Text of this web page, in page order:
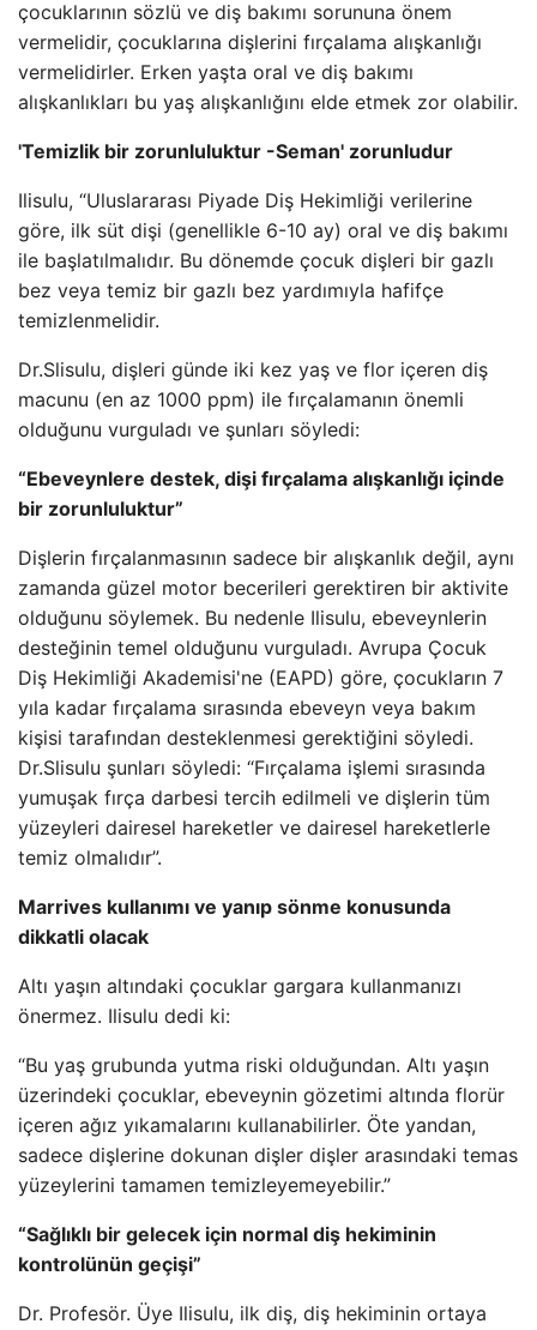
çocuklarının sözlü ve diş bakımı sorununa önem
vermelidir, çocuklarına dişlerini fırçalama alışkanlığı
vermelidirler. Erken yaşta oral ve diş bakımı
alışkanlıkları bu yaş alışkanlığını elde etmek zor olabilir.
'Temizlik bir zorunluluktur -Seman' zorunludur
Ilisulu, “Uluslararası Piyade Diş Hekimliği verilerine
göre, ilk süt dişi (genellikle 6-10 ay) oral ve diş bakımı
ile başlatılmalıdır. Bu dönemde çocuk dişleri bir gazlı
bez veya temiz bir gazlı bez yardımıyla hafifçe
temizlenmelidir.
Dr.Slisulu, dişleri günde iki kez yaş ve flor içeren diş
macunu (en az 1000 ppm) ile fırçalamanın önemli
olduğunu vurguladı ve şunları söyledi:
“Ebeveynlere destek, dişi fırçalama alışkanlığı içinde
bir zorunluluktur”
Dişlerin fırçalanmasının sadece bir alışkanlık değil, aynı
zamanda güzel motor becerileri gerektiren bir aktivite
olduğunu söylemek. Bu nedenle Ilisulu, ebeveynlerin
desteğinin temel olduğunu vurguladı. Avrupa Çocuk
Diş Hekimliği Akademisi'ne (EAPD) göre, çocukların 7
yıla kadar fırçalama sırasında ebeveyn veya bakım
kişisi tarafından desteklenmesi gerektiğini söyledi.
Dr.Slisulu şunları söyledi: “Fırçalama işlemi sırasında
yumuşak fırça darbesi tercih edilmeli ve dişlerin tüm
yüzeyleri dairesel hareketler ve dairesel hareketlerle
temiz olmalıdır”.
Marrives kullanımı ve yanıp sönme konusunda
dikkatli olacak
Altı yaşın altındaki çocuklar gargara kullanmanızı
önermez. Ilisulu dedi ki:
“Bu yaş grubunda yutma riski olduğundan. Altı yaşın
üzerindeki çocuklar, ebeveynin gözetimi altında florür
içeren ağız yıkamalarını kullanabilirler. Öte yandan,
sadece dişlerine dokunan dişler dişler arasındaki temas
yüzeylerini tamamen temizleyemeyebilir.”
“Sağlıklı bir gelecek için normal diş hekiminin
kontrolünün geçişi”
Dr. Profesör. Üye Ilisulu, ilk diş, diş hekiminin ortaya